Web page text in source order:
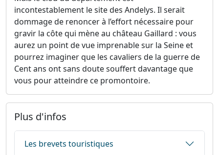
incontestablement le site des Andelys. Il serait
dommage de renoncer à l’effort nécessaire pour
gravir la côte qui mène au château Gaillard : vous
aurez un point de vue imprenable sur la Seine et
pourrez imaginer que les cavaliers de la guerre de
Cent ans ont sans doute souffert davantage que
vous pour atteindre ce promontoire.
Plus d'infos
Les brevets touristiques